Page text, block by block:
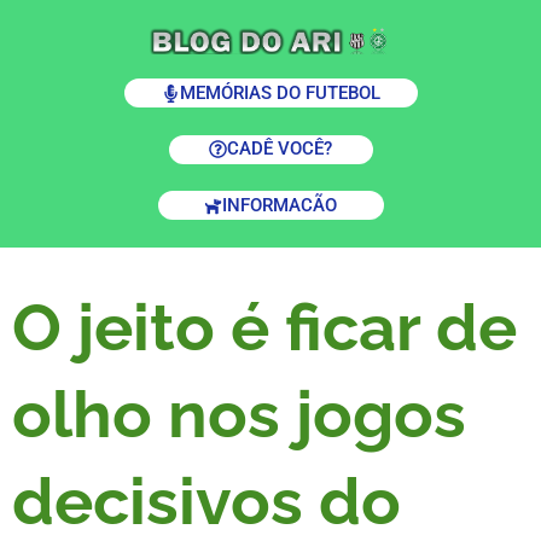
MEMÓRIAS DO FUTEBOL
CADÊ VOCÊ?
INFORMACÃO
O jeito é ficar de
olho nos jogos
decisivos do